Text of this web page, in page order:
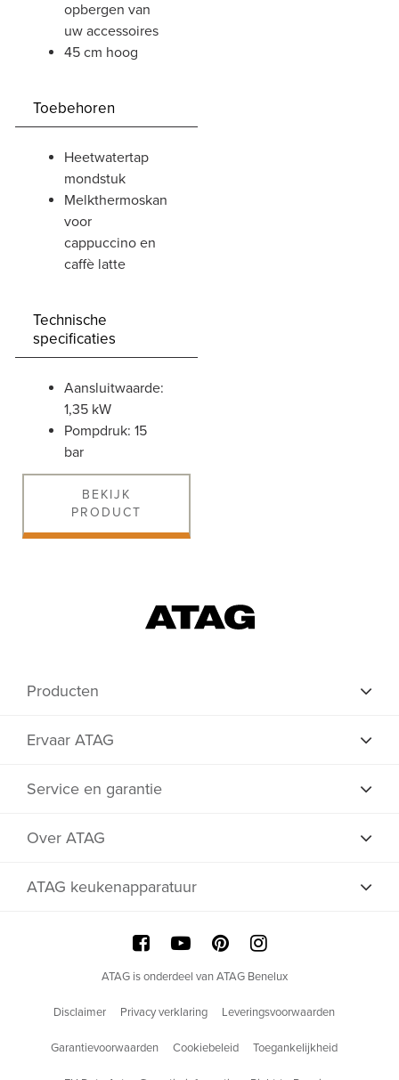
opbergen van
uw accessoires
45 cm hoog
Toebehoren
heetwatertap
mondstuk
melkthermoskan
voor
cappuccino en
caffè latte
Technische
specificaties
aansluitwaarde:
1,35 kW
pompdruk: 15
bar
BEKIJK
PRODUCT
Producten
Ervaar ATAG
Service en garantie
Over ATAG
ATAG keukenapparatuur
ATAG is onderdeel van ATAG Benelux
Disclaimer Privacy verklaring Leveringsvoorwaarden
Garantievoorwaarden Cookiebeleid Toegankelijkheid